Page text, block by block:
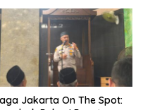
Jakarta On The Spot: